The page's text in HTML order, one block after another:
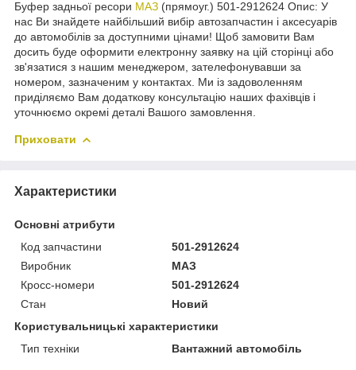
Буфер задньої ресори МАЗ (прямоуг.) 501-2912624 Опис: У
нас Ви знайдете найбільший вибір автозапчастин і аксесуарів
до автомобілів за доступними цінами! Щоб замовити Вам
досить буде оформити електронну заявку на цій сторінці або
зв'язатися з нашим менеджером, зателефонувавши за
номером, зазначеним у контактах. Ми із задоволенням
приділяємо Вам додаткову консультацію наших фахівців і
уточнюємо окремі деталі Вашого замовлення.
Приховати
Характеристики
Основні атрибути
Код запчастини
501-2912624
Виробник
МАЗ
Кросс-номери
501-2912624
Стан
Новий
Користувальницькі характеристики
Тип техніки
Вантажний автомобіль